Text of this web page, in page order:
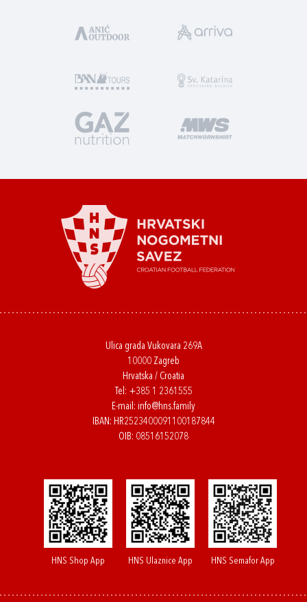
Ulica grada Vukovara 269A
10000 Zagreb
Hrvatska / Croatia
Tel: +385 1 2361555
E-mail: info@hns.family
IBAN: HR2523400091100187844
OIB: 08516152078
HNS Shop App HNS Ulaznice App HNS Semafor App